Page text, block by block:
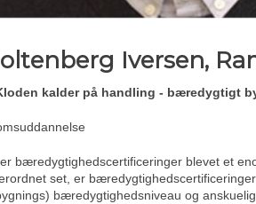
Iversen,
kalder på handling - bæredygtigt
bæredygtighedscertificeringer blevet et
set, er
bæredygtighedsniveau og